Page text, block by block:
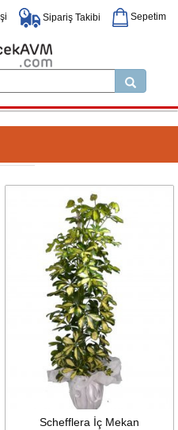
Sipariş Takibi Sepetim
Schefflera İç Mekan